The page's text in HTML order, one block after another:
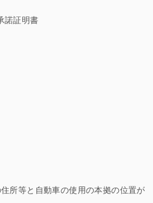
諾証明書
所等と自動車の使用の本拠の位置が